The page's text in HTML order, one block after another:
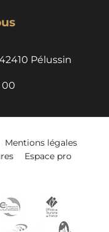
Pélussin
00
Mentions légales
Espace pro